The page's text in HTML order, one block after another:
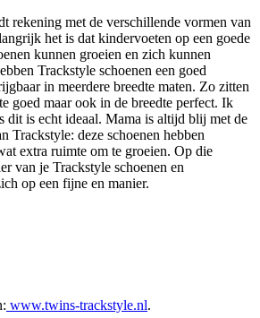
rekening met de verschillende vormen van
het is dat kindervoeten op een goede
kunnen groeien en zich kunnen
Trackstyle schoenen een goed
in meerdere breedte maten. Zo zitten
goed maar ook in de breedte perfect. Ik
dit is echt ideaal. Mama is altijd blij met de
Trackstyle: deze schoenen hebben
extra ruimte om te groeien. Op die
van je Trackstyle schoenen en
op een fijne en manier.
www.twins-trackstyle.nl.